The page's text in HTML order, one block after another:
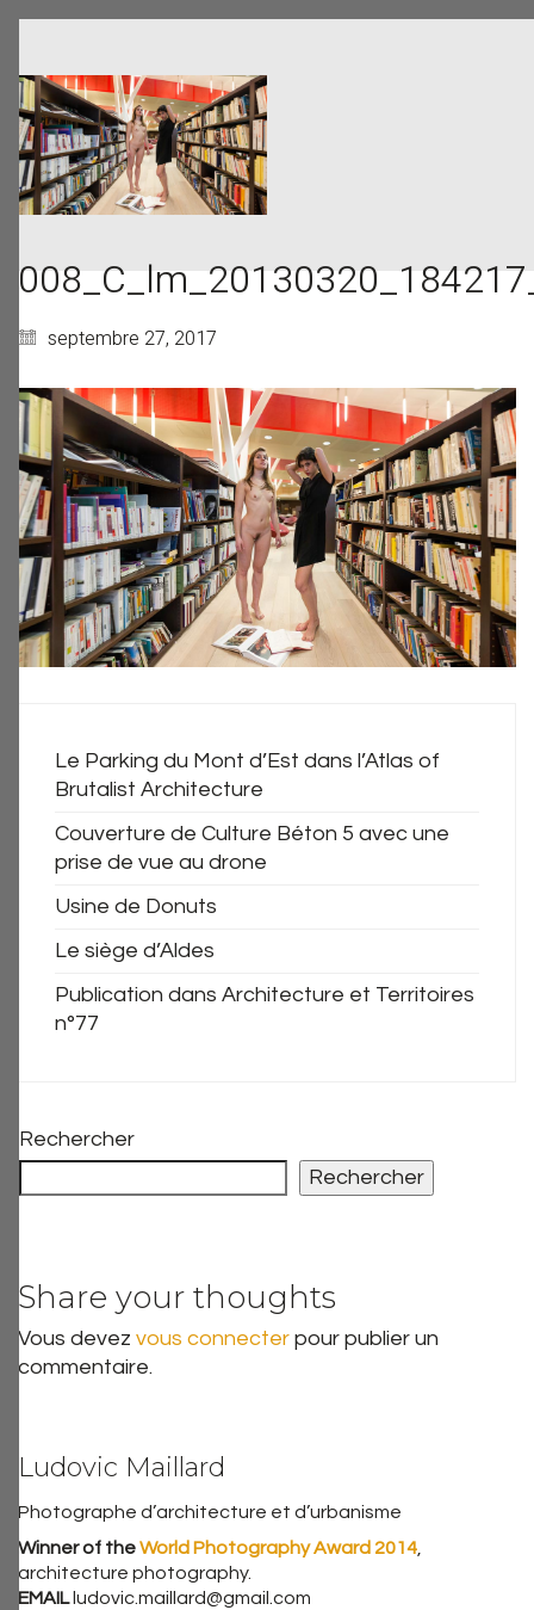
septembre 27, 2017
Le Parking du Mont d’Est dans l’Atlas of
Brutalist Architecture
Couverture de Culture Béton 5 avec une
prise de vue au drone
Usine de Donuts
Le siège d’Aldes
Publication dans Architecture et Territoires
n°77
Rechercher
Rechercher
Share your thoughts
Vous devez vous connecter pour publier un
commentaire.
Ludovic Maillard
Photographe d’architecture et d’urbanisme
Winner of theWorld Photography Award 2014,
architecture photography.
EMAIL ludovic.maillard@gmail.com